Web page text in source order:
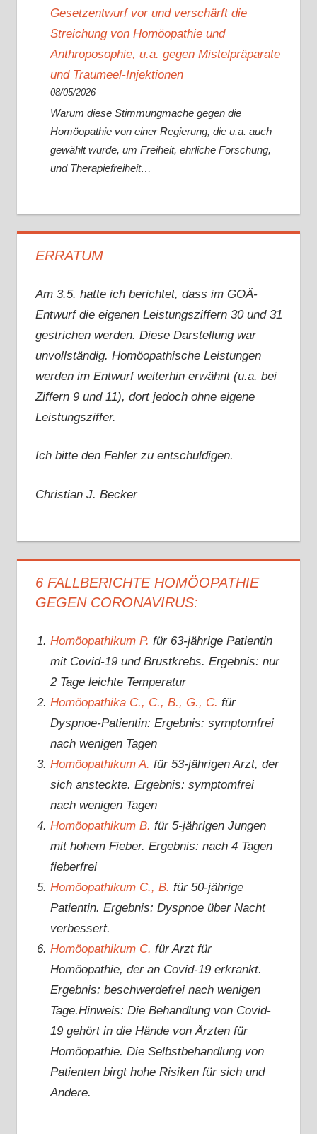
Gesetzentwurf vor und verschärft die
Streichung von Homöopathie und
Anthroposophie, u.a. gegen Mistelpräparate
und Traumeel-Injektionen
08/05/2026
Warum diese Stimmungmache gegen die
Homöopathie von einer Regierung, die u.a. auch
gewählt wurde, um Freiheit, ehrliche Forschung,
und Therapiefreiheit…
ERRATUM
Am 3.5. hatte ich berichtet, dass im GOÄ-
Entwurf die eigenen Leistungsziffern 30 und 31
gestrichen werden. Diese Darstellung war
unvollständig. Homöopathische Leistungen
werden im Entwurf weiterhin erwähnt (u.a. bei
Ziffern 9 und 11), dort jedoch ohne eigene
Leistungsziffer.
Ich bitte den Fehler zu entschuldigen.
Christian J. Becker
6 FALLBERICHTE HOMÖOPATHIE
GEGEN CORONAVIRUS:
Homöopathikum P. für 63-jährige Patientin
mit Covid-19 und Brustkrebs. Ergebnis: nur
2 Tage leichte Temperatur
Homöopathika C., C., B., G., C. für
Dyspnoe-Patientin: Ergebnis: symptomfrei
nach wenigen Tagen
Homöopathikum A. für 53-jährigen Arzt, der
sich ansteckte. Ergebnis: symptomfrei
nach wenigen Tagen
Homöopathikum B. für 5-jährigen Jungen
mit hohem Fieber. Ergebnis: nach 4 Tagen
fieberfrei
Homöopathikum C., B. für 50-jährige
Patientin. Ergebnis: Dyspnoe über Nacht
verbessert.
Homöopathikum C. für Arzt für
Homöopathie, der an Covid-19 erkrankt.
Ergebnis: beschwerdefrei nach wenigen
Tage.Hinweis: Die Behandlung von Covid-
19 gehört in die Hände von Ärzten für
Homöopathie. Die Selbstbehandlung von
Patienten birgt hohe Risiken für sich und
Andere.